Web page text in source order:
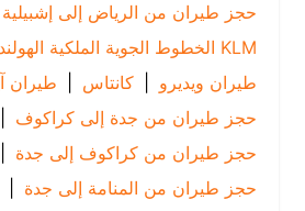
حجز طيران من الرياض إلى إشبيلية |
|
طيران ويديرو
| كانتاس | طيران آيسلندا
حجز طيران من جدة إلى كراكوف |
حجز طيران من كراكوف إلى جدة
حجز طيران من المنامة إلى جدة